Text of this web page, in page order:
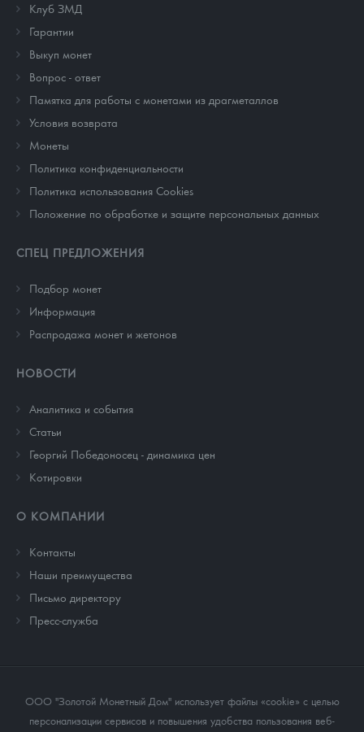
Клуб ЗМД
Гарантии
Выкуп монет
Вопрос - ответ
Памятка для работы с монетами из драгметаллов
Условия возврата
Монеты
Политика конфиденциальности
Политика использования Cookies
Положение по обработке и защите персональных данных
СПЕЦ ПРЕДЛОЖЕНИЯ
Подбор монет
Информация
Распродажа монет и жетонов
НОВОСТИ
Аналитика и события
Cтатьи
Георгий Победоносец - динамика цен
Котировки
О КОМПАНИИ
Контакты
Наши преимущества
Письмо директору
Пресс-служба
ООО "Золотой Монетный Дом" использует файлы «cookie» с целью
персонализации сервисов и повышения удобства пользования веб-